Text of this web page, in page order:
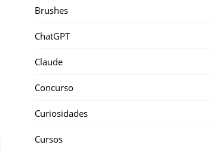
Brushes
ChatGPT
Claude
Concurso
Curiosidades
Cursos